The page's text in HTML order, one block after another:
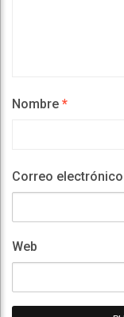
Nombre *
Correo electrónico
Web